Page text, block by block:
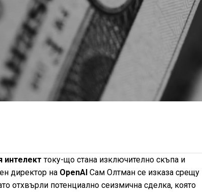
току-що стана изключително скъпа и
директор на OpenAIСам Олтман се изказа срещу
отхвърли потенциално сеизмична сделка, която